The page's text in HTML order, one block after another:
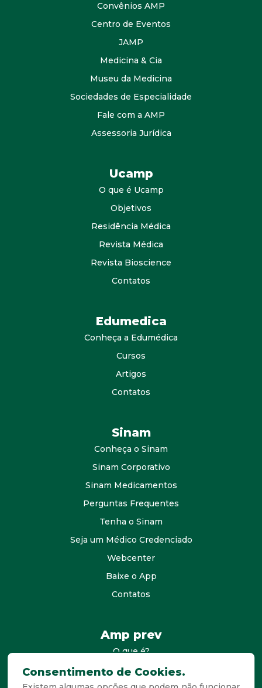
Convênios AMP
Centro de Eventos
JAMP
Medicina & Cia
Museu da Medicina
Sociedades de Especialidade
Fale com a AMP
Assessoria Jurídica
Ucamp
O que é Ucamp
Objetivos
Residência Médica
Revista Médica
Revista Bioscience
Contatos
Edumedica
Conheça a Edumédica
Cursos
Artigos
Contatos
Sinam
Conheça o Sinam
Sinam Corporativo
Sinam Medicamentos
Perguntas Frequentes
Tenha o Sinam
Seja um Médico Credenciado
Webcenter
Baixe o App
Contatos
Amp prev
O que é?
consultores
Consentimento de Cookies.